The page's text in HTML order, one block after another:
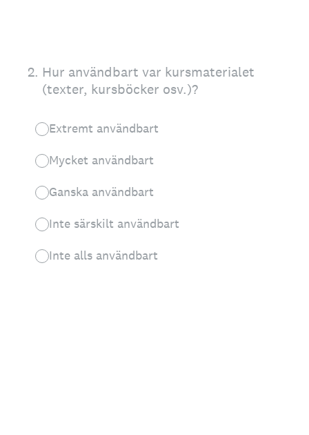
2. Hur användbart var kursmaterialet
(texter, kursböcker osv.)?
Extremt användbart
Mycket användbart
Ganska användbart
Inte särskilt användbart
Inte alls användbart